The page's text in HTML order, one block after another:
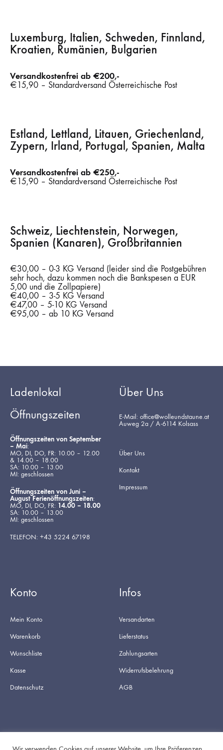
Luxemburg, Italien, Schweden, Finnland,
Kroatien, Rumänien, Bulgarien
Versandkostenfrei ab €200,-
€15,90 – Standardversand Österreichische Post
Estland, Lettland, Litauen, Griechenland,
Zypern, Irland, Portugal, Spanien, Malta
Versandkostenfrei ab €250,-
€15,90 – Standardversand Österreichische Post
Schweiz, Liechtenstein, Norwegen,
Spanien (Kanaren), Großbritannien
€30,00 – 0-3 KG Versand (leider sind die Postgebühren
sehr hoch, dazu kommen noch die Bankspesen a EUR
5,00 und die Zollpapiere)
€40,00 – 3-5 KG Versand
€47,00 – 5-10 KG Versand
€95,00 – ab 10 KG Versand
Ladenlokal
Öffnungszeiten
Öffnungszeiten von September
– Mai:
MO, DI, DO, FR: 10.00 – 12.00
& 14.00 – 18.00
SA: 10.00 – 13.00
MI: geschlossen
Öffnungszeiten von Juni –
August Ferienöffnungszeiten:
MO, DI, DO, FR: 14.00 – 18.00
SA: 10.00 – 13.00
MI: geschlossen
TELEFON: +43 5224 67198
Über Uns
E-Mail: office@wolleundstaune.at
Auweg 2a / A-6114 Kolsass
Über Uns
Kontakt
Impressum
Konto
Mein Konto
Warenkorb
Wunschliste
Kasse
Datenschutz
Infos
Versandarten
Lieferstatus
Zahlungsarten
Widerrufsbelehrung
AGB